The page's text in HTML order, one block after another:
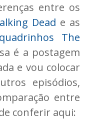
entre os
Dead e as
The
é a postagem
e vou colocar
episódios,
entre
conferir aqui: